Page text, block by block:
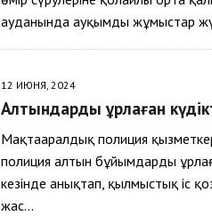
ауданында ауқымды жұмыстар
12 ИЮНЯ, 2024
Алтындарды ұрлаған
Мақтааралдық полиция
полиция алтын бұйымдарды
кезінде анықтап, қылмыстық іс
жас…